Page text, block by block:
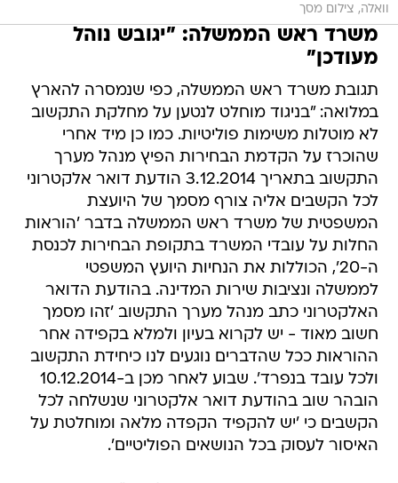
וואלה, צילום מסך
משרד ראש הממשלה: "יגובש נוהל
מעודכן"
תגובת משרד ראש הממשלה, כפי שנמסרה להארץ
במלואה: "בניגוד מוחלט לנטען על מחלקת התקשוב
לא מוטלות משימות פוליטיות. כמו כן מיד אחרי
שהוכרז על הקדמת הבחירות הפיץ מנהל מערך
התקשוב בתאריך 3.12.2014 הודעת דואר אלקטרוני
לכל הקשבים אליה צורף מסמך של היועצת
המשפטית של משרד ראש הממשלה בדבר 'הוראות
החלות על עובדי המשרד בתקופת הבחירות לכנסת
ה-20', הכוללות את הנחיות היועץ המשפטי
לממשלה ונציבות שירות המדינה. בהודעת הדואר
האלקטרוני כתב מנהל מערך התקשוב 'זהו מסמך
חשוב מאוד - יש לקרוא בעיון ולמלא בקפידה אחר
ההוראות ככל שהדברים נוגעים לנו כיחידת התקשוב
ולכל עובד בנפרד'. שבוע לאחר מכן ב-10.12.2014
הובהר שוב בהודעת דואר אלקטרוני שנשלחה לכל
הקשבים כי 'יש להקפיד הקפדה מלאה ומוחלטת על
האיסור לעסוק בכל הנושאים הפוליטיים'.